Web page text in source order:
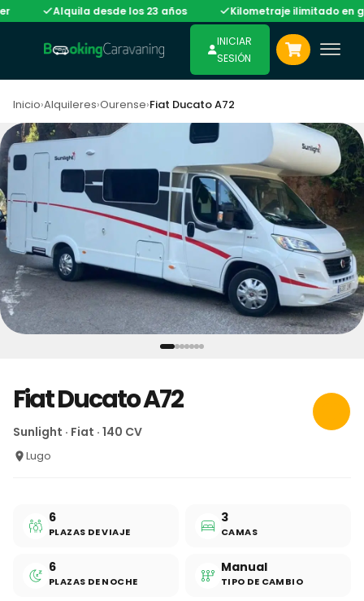
Alquila desde los 23 años Kilometraje ilimitado en
INICIAR
SESIÓN
Inicio›Alquileres›Ourense›Fiat Ducato A72
Fiat Ducato A72
Sunlight · Fiat · 140 CV
Lugo
6
PLAZAS DE VIAJE
3
CAMAS
6
PLAZAS DE NOCHE
Manual
TIPO DE CAMBIO